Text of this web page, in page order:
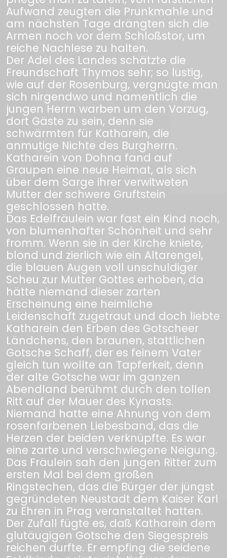
Aufwand zeugten die Prunkmahle und
am nächsten Tage drängten sich die
Armen noch vor dem Schloßstor, um
reiche Nachlese zu halten.
Der Adel des Landes schätzte die
Freundschaft Thymos sehr; so lustig,
wie auf der Rosenburg, vergnügte man
sich nirgendwo und namentlich die
jungen Herrn warben um den Vorzug,
dort Gäste zu sein, denn sie
schwärmten für Katharein, die
anmutige Nichte des Burgherrn.
Katharein von Dohna fand auf
Graupen eine neue Heimat, als sich
über dem Sarge ihrer verwitweten
Mutter der schwere Gruftstein
geschlossen hatte.
Das Edelfräulein war fast ein Kind noch,
von blumenhafter Schönheit und sehr
fromm. Wenn sie in der Kirche kniete,
blond und zierlich wie ein Altarengel,
die blauen Augen voll unschuldiger
Scheu zur Mutter Gottes erhoben, da
hätte niemand dieser zarten
Erscheinung eine heimliche
Leidenschaft zugetraut und doch liebte
Katharein den Erben des Gotscheer
Ländchens, den braunen, stattlichen
Gotsche Schaff, der es feinem Vater
gleich tun wollte an Tapferkeit, denn
der alte Gotsche war im ganzen
Abendland berühmt durch den tollen
Ritt auf der Mauer des Kynasts.
Niemand hatte eine Ahnung von dem
rosenfarbenen Liebesband, das die
Herzen der beiden verknüpfte. Es war
eine zarte und verschwiegene Neigung.
Das Fräulein sah den jungen Ritter zum
ersten Mal bei dem großen
Ringstechen, das die Bürger der jüngst
gegründeten Neustadt dem Kaiser Karl
zu Ehren in Prag veranstaltet hatten.
Der Zufall fügte es, daß Katharein dem
glutäugigen Gotsche den Siegespreis
reichen durfte. Er empfing die seidene